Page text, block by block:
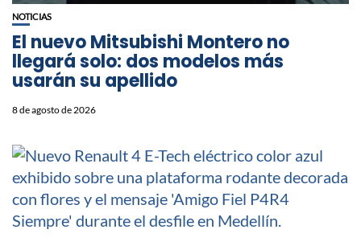
NOTICIAS
⁠El nuevo Mitsubishi Montero no
llegará solo: dos modelos más
usarán su apellido
8 de agosto de 2026